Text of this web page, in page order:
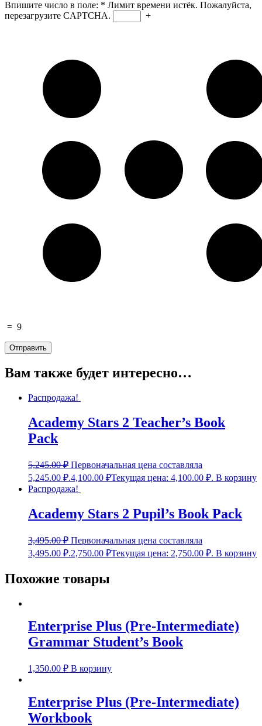
Впишите число в поле: * Лимит времени истёк. Пожалуйста,
перезагрузите CAPTCHA.
+
= 9
Вам также будет интересно…
Распродажа!
Academy Stars 2 Teacher’s Book
Pack
5,245.00₽ Первоначальная цена составляла
5,245.00 ₽.4,100.00 ₽Текущая цена: 4,100.00 ₽. В корзину
Распродажа!
Academy Stars 2 Pupil’s Book Pack
3,495.00₽ Первоначальная цена составляла
3,495.00 ₽.2,750.00 ₽Текущая цена: 2,750.00 ₽. В корзину
Похожие товары
Enterprise Plus (Pre-Intermediate)
Grammar Student’s Book
1,350.00 ₽ В корзину
Enterprise Plus (Pre-Intermediate)
Workbook